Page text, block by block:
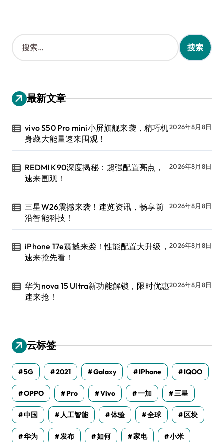
搜
索
：
最新文章
vivo S50 Pro mini小屏旗舰来袭，精巧机
身藏大能量速来围观！
2026年8月8日
REDMI K90深度揭秘：超强配置亮点，
速来围观！
2026年8月8日
三星W26震撼来袭！速览资讯，畅享前
沿智能科技！
2026年8月8日
iPhone 17e震撼来袭！性能配置大升级，
速来抢先看！
2026年8月8日
华为nova 15 Ultra新功能解锁，限时优惠
速来抢！
2026年8月8日
云标签
5G 2021 Galaxy IPhone IQOO
OPPO Pro Vivo 一加 三星
中国 人工智能 体验 全球 区块
华为 发布 如何 家电 小米